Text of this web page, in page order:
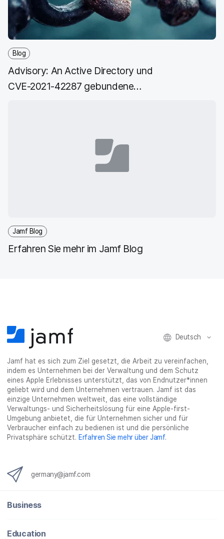
e
n
n
e
n
g
Blog
Advisory: An Active Directory und
CVE-2021-42287 gebundene
Jamf Blog
Erfahren Sie mehr im Jamf Blog
Deutsch
Jamf hat es sich zum Ziel gesetzt, die Arbeit zu vereinfachen,
indem es Unternehmen bei der Verwaltung und dem Schutz
eines Apple Erlebnisses unterstützt, das von Endnutzer*innen
geliebt wird und dem Unternehmen vertrauen. Jamf ist das
einzige Unternehmen weltweit, das eine vollständige
Verwaltungs- und Sicherheitslösung für eine Apple-first-
Umgebung anbietet, die für Unternehmen sicher und für
Verbraucher einfach zu bedienen ist und die persönliche
Privatsphäre schützt. Erfahren Sie mehr über Jamf.
germany@jamf.com
Business
Education